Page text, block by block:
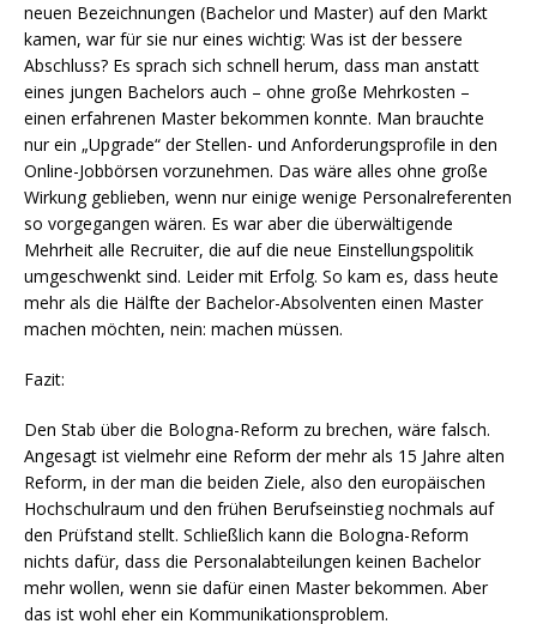
neuen Bezeichnungen (Bachelor und Master) auf den Markt
kamen, war für sie nur eines wichtig: Was ist der bessere
Abschluss? Es sprach sich schnell herum, dass man anstatt
eines jungen Bachelors auch – ohne große Mehrkosten –
einen erfahrenen Master bekommen konnte. Man brauchte
nur ein „Upgrade“ der Stellen- und Anforderungsprofile in den
Online-Jobbörsen vorzunehmen. Das wäre alles ohne große
Wirkung geblieben, wenn nur einige wenige Personalreferenten
so vorgegangen wären. Es war aber die überwältigende
Mehrheit alle Recruiter, die auf die neue Einstellungspolitik
umgeschwenkt sind. Leider mit Erfolg. So kam es, dass heute
mehr als die Hälfte der Bachelor-Absolventen einen Master
machen möchten, nein: machen müssen.
Fazit:
Den Stab über die Bologna-Reform zu brechen, wäre falsch.
Angesagt ist vielmehr eine Reform der mehr als 15 Jahre alten
Reform, in der man die beiden Ziele, also den europäischen
Hochschulraum und den frühen Berufseinstieg nochmals auf
den Prüfstand stellt. Schließlich kann die Bologna-Reform
nichts dafür, dass die Personalabteilungen keinen Bachelor
mehr wollen, wenn sie dafür einen Master bekommen. Aber
das ist wohl eher ein Kommunikationsproblem.